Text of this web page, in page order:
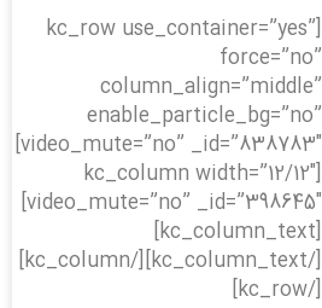
[kc_row use_container=”yes”
force=”no”
column_align=”middle”
enable_particle_bg=”no”
video_mute=”no” _id=”838783″]
[kc_column width=”12/12″
video_mute=”no” _id=”398645″]
[kc_column_text]
[/kc_column_text][/kc_column]
[/kc_row]